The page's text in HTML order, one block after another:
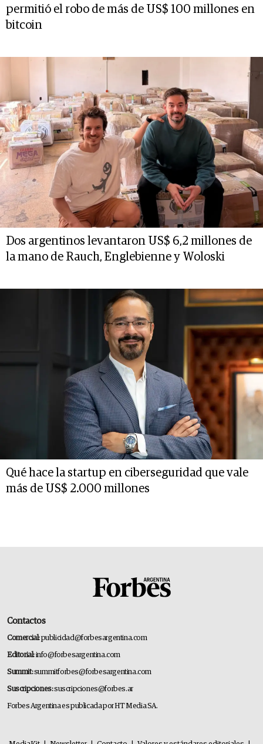
permitió el robo de más de US$ 100 millones en
bitcoin
Dos argentinos levantaron US$ 6,2 millones de
la mano de Rauch, Englebienne y Woloski
Qué hace la startup en ciberseguridad que vale
más de US$ 2.000 millones
Contactos
Comercial:publicidad@forbesargentina.com
Editorial:info@forbesargentina.com
Summit:summitforbes@forbesargentina.com
Suscripciones:suscripciones@forbes.ar
Forbes Argentina es publicada por HT Media SA.